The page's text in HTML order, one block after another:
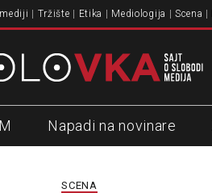
Tržište Etika Mediologija Scena
Napadi na novinare
SCENA